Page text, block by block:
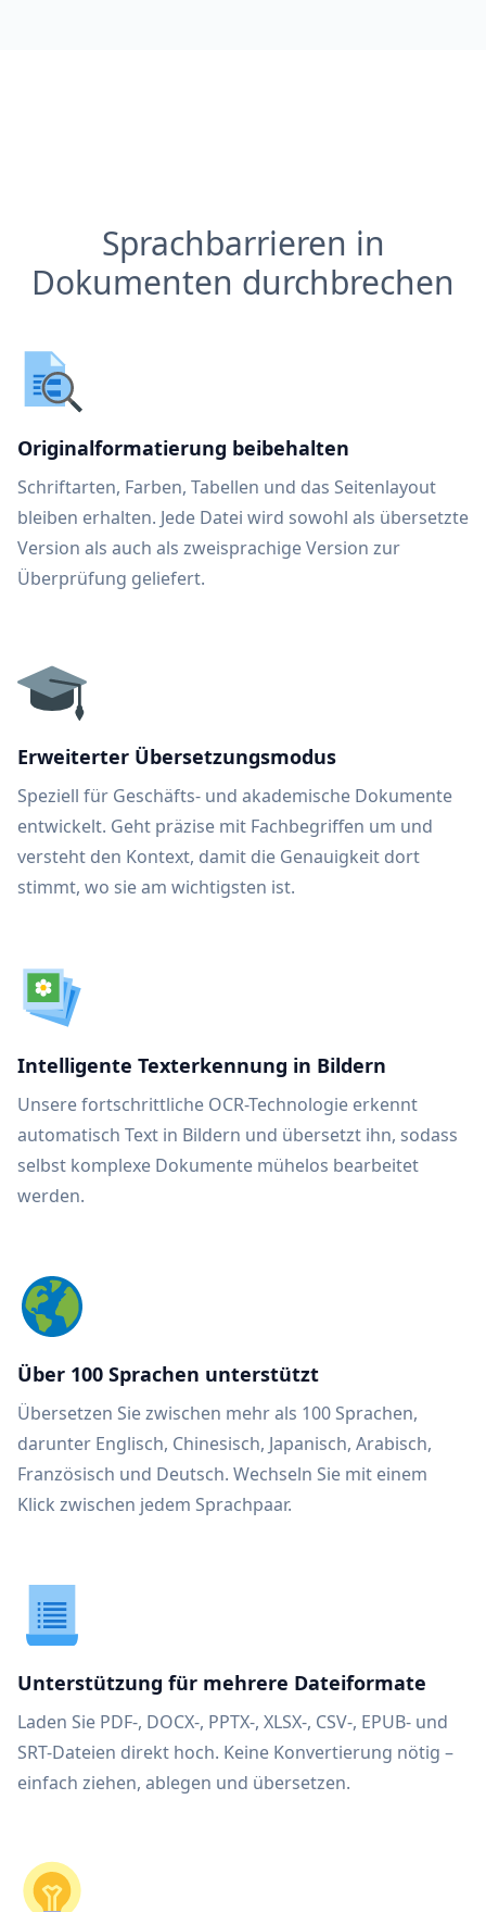
Sprachbarrieren in
Dokumenten durchbrechen
Originalformatierung beibehalten
Schriftarten, Farben, Tabellen und das Seitenlayout
bleiben erhalten. Jede Datei wird sowohl als übersetzte
Version als auch als zweisprachige Version zur
Überprüfung geliefert.
Erweiterter Übersetzungsmodus
Speziell für Geschäfts- und akademische Dokumente
entwickelt. Geht präzise mit Fachbegriffen um und
versteht den Kontext, damit die Genauigkeit dort
stimmt, wo sie am wichtigsten ist.
Intelligente Texterkennung in Bildern
Unsere fortschrittliche OCR-Technologie erkennt
automatisch Text in Bildern und übersetzt ihn, sodass
selbst komplexe Dokumente mühelos bearbeitet
werden.
Über 100 Sprachen unterstützt
Übersetzen Sie zwischen mehr als 100 Sprachen,
darunter Englisch, Chinesisch, Japanisch, Arabisch,
Französisch und Deutsch. Wechseln Sie mit einem
Klick zwischen jedem Sprachpaar.
Unterstützung für mehrere Dateiformate
Laden Sie PDF-, DOCX-, PPTX-, XLSX-, CSV-, EPUB- und
SRT-Dateien direkt hoch. Keine Konvertierung nötig –
einfach ziehen, ablegen und übersetzen.